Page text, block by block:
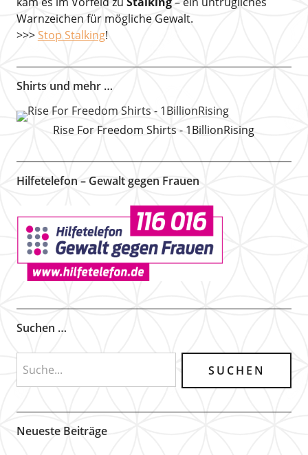
Warnzeichen für mögliche Gewalt.
>>> Stop Stalking!
Shirts und mehr …
Rise For Freedom Shirts - 1BillionRising
Hilfetelefon – Gewalt gegen Frauen
Suchen …
Neueste Beiträge